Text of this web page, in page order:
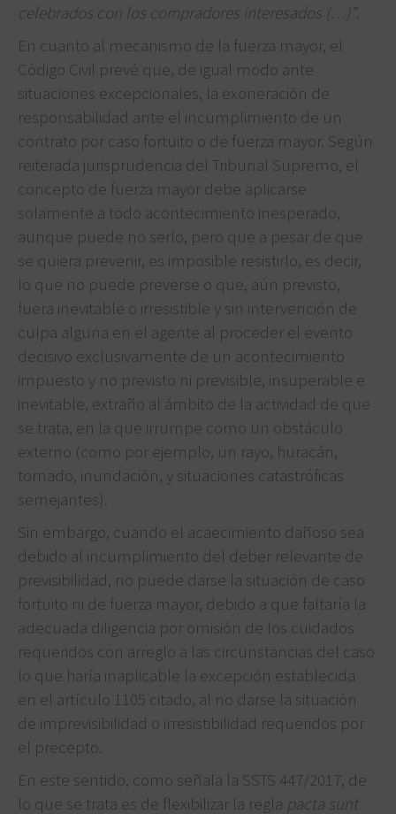
celebrados con los compradores interesados (…)”.
En cuanto al mecanismo de la fuerza mayor, el
Código Civil prevé que, de igual modo ante
situaciones excepcionales, la exoneración de
responsabilidad ante el incumplimiento de un
contrato por caso fortuito o de fuerza mayor. Según
reiterada jurisprudencia del Tribunal Supremo, el
concepto de fuerza mayor debe aplicarse
solamente a todo acontecimiento inesperado,
aunque puede no serlo, pero que a pesar de que
se quiera prevenir, es imposible resistirlo, es decir,
lo que no puede preverse o que, aún previsto,
fuera inevitable o irresistible y sin intervención de
culpa alguna en el agente al proceder el evento
decisivo exclusivamente de un acontecimiento
impuesto y no previsto ni previsible, insuperable e
inevitable, extraño al ámbito de la actividad de que
se trata, en la que irrumpe como un obstáculo
externo (como por ejemplo, un rayo, huracán,
tornado, inundación, y situaciones catastróficas
semejantes).
Sin embargo, cuando el acaecimiento dañoso sea
debido al incumplimiento del deber relevante de
previsibilidad, no puede darse la situación de caso
fortuito ni de fuerza mayor, debido a que faltaría la
adecuada diligencia por omisión de los cuidados
requeridos con arreglo a las circunstancias del caso
lo que haría inaplicable la excepción establecida
en el artículo 1105 citado, al no darse la situación
de imprevisibilidad o irresistibilidad requeridos por
el precepto.
En este sentido, como señala la SSTS 447/2017, de
lo que se trata es de flexibilizar la regla pacta sunt